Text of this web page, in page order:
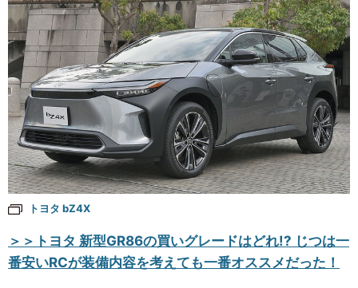
トヨタ bZ4X
＞＞トヨタ 新型GR86の買いグレードはどれ!? じつは一
番安いRCが装備内容を考えても一番オススメだった！